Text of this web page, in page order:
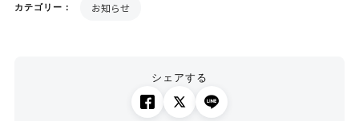
カテゴリー： お知らせ
シェアする